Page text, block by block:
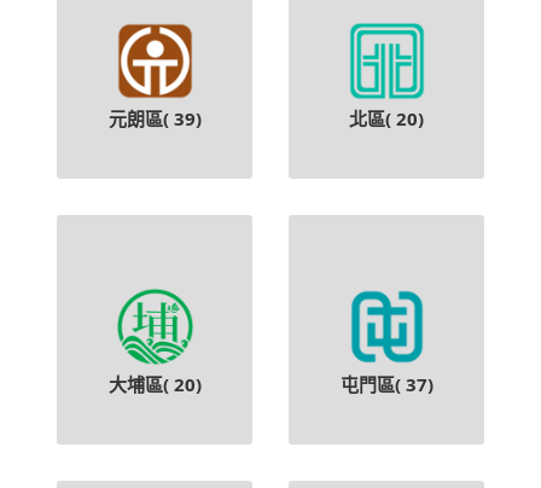
元朗區( 39) 北區( 20)
大埔區( 20) 屯門區( 37)